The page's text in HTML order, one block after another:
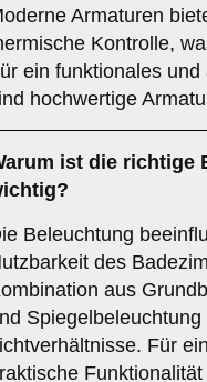
Armaturen
Kontrolle,
ein funktionales
hochwertige
ist die richtige
Beleuchtung
des
aus
Für